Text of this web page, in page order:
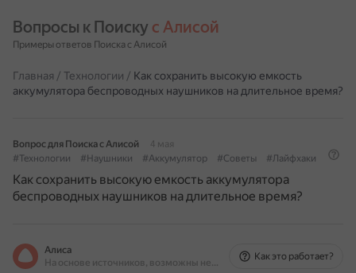
Вопросы к Поиску с Алисой
Примеры ответов Поиска с Алисой
Главная / Технологии / Как сохранить высокую емкость
аккумулятора беспроводных наушников на длительное время?
Вопрос для Поиска с Алисой
4 мая
#Технологии
#Наушники #Аккумулятор #Советы #Лайфхаки
Как сохранить высокую емкость аккумулятора
беспроводных наушников на длительное время?
Алиса
На основе источников, возможны неточности
Как это работает?